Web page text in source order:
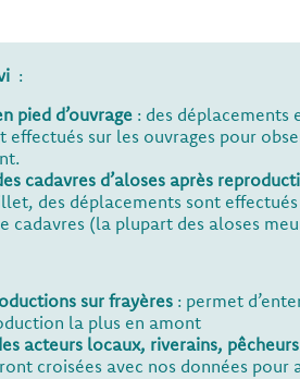
:
pied d’ouvrage : des déplacements
effectués sur les ouvrages pour
cadavres d’aloses après
des déplacements sont
cadavres (la plupart des aloses
sur frayères : permet
la plus en amont
acteurs locaux, riverains, pêcheurs
croisées avec nos données pour